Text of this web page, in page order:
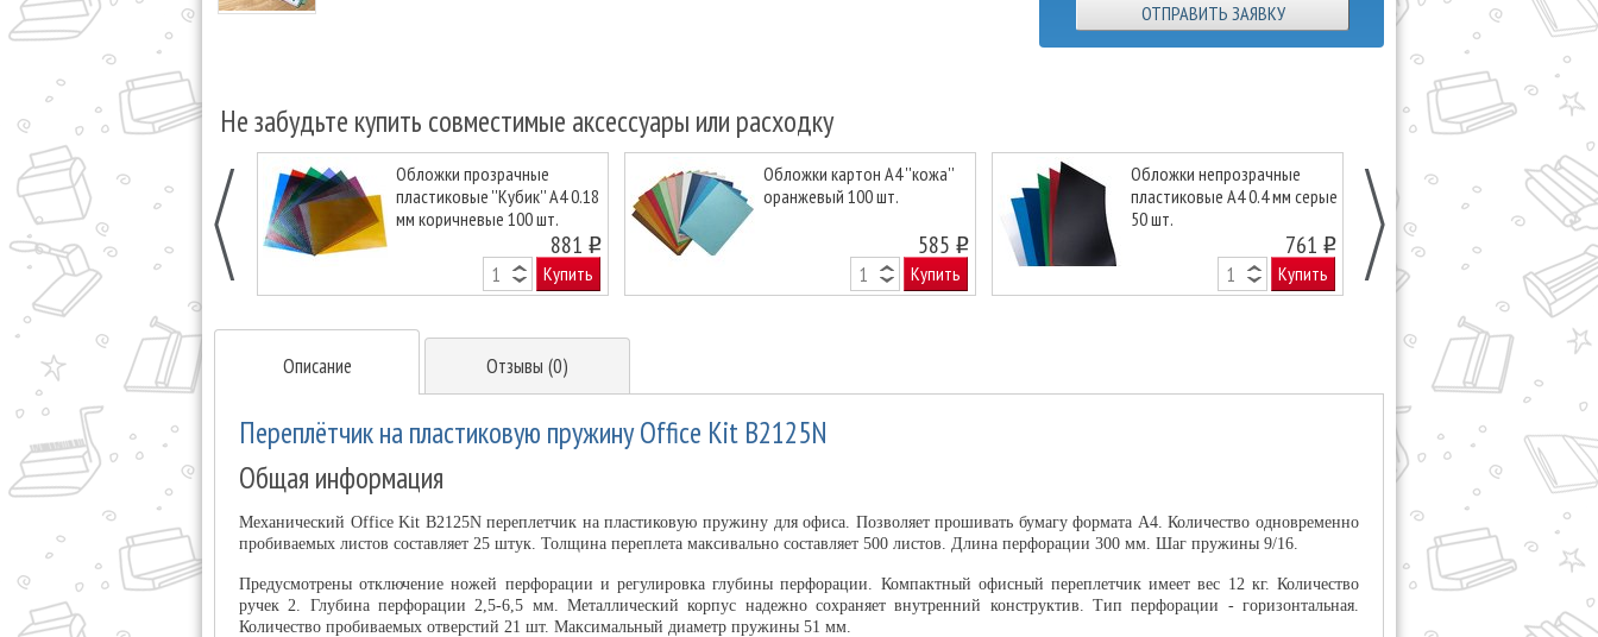
ОТПРАВИТЬ ЗАЯВКУ
Не забудьте купить совместимые аксессуары или расходку
Обложки прозрачные
пластиковые ''Кубик'' А4 0.18
мм коричневые 100 шт.
881 o
Купить
Обложки картон А4 ''кожа''
оранжевый 100 шт.
585 o
Купить
Обложки непрозрачные
пластиковые А4 0.4 мм серые
50 шт.
761 o
Купить
Обложки
желтые 50 шт.
Описание Отзывы (0)
Переплётчик на пластиковую пружину Office Kit B2125N
Общая информация
Механический Office Kit B2125N переплетчик на пластиковую пружину для офиса. Позволяет прошивать бумагу формата А4. Количество одновременно
пробиваемых листов составляет 25 штук. Толщина переплета максивально составляет 500 листов. Длина перфорации 300 мм. Шаг пружины 9/16.
Предусмотрены отключение ножей перфорации и регулировка глубины перфорации. Компактный офисный переплетчик имеет вес 12 кг. Количество
ручек 2. Глубина перфорации 2,5-6,5 мм. Металлический корпус надежно сохраняет внутренний конструктив. Тип перфорации - горизонтальная.
Количество пробиваемых отверстий 21 шт. Максимальный диаметр пружины 51 мм.